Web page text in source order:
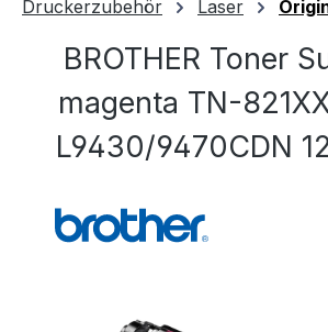
Druckerzubehör Laser
BROTHER Toner
magenta TN-
L9430/9470CDN
Bildergalerie überspringen